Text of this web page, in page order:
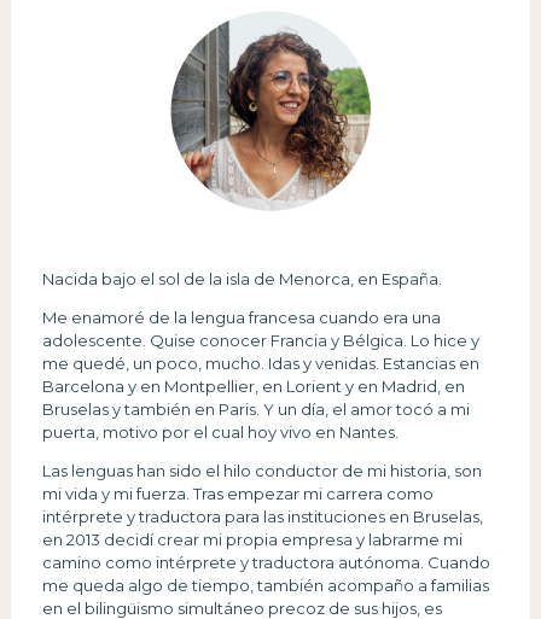
Nacida bajo el sol de la isla de Menorca, en España.
Me enamoré de la lengua francesa cuando era una
adolescente. Quise conocer Francia y Bélgica. Lo hice y
me quedé, un poco, mucho. Idas y venidas. Estancias en
Barcelona y en Montpellier, en Lorient y en Madrid, en
Bruselas y también en Paris. Y un día, el amor tocó a mi
puerta, motivo por el cual hoy vivo en Nantes.
Las lenguas han sido el hilo conductor de mi historia, son
mi vida y mi fuerza. Tras empezar mi carrera como
intérprete y traductora para las instituciones en Bruselas,
en 2013 decidí crear mi propia empresa y labrarme mi
camino como intérprete y traductora autónoma. Cuando
me queda algo de tiempo, también acompaño a familias
en el bilingüismo simultáneo precoz de sus hijos, es